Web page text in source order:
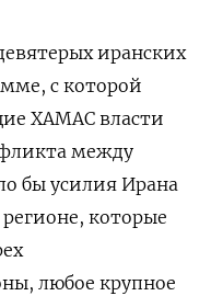
иранских
с которой
ХАМАС власти
между
бы усилия Ирана
, которые
любое крупное